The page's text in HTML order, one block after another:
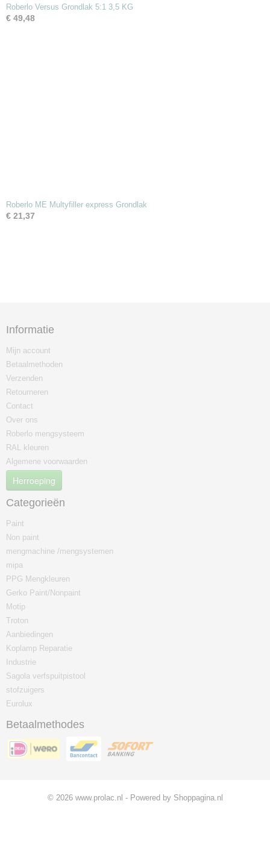
Roberlo Versus Grondlak 5:1 3,5 KG
€ 49,48
Roberlo ME Multyfiller express Grondlak
€ 21,37
Informatie
Mijn account
Betaalmethoden
Verzenden
Retourneren
Contact
Over ons
Roberlo mengsysteem
RAL kleuren
Algemene voorwaarden
Herroeping
Categorieën
Paint
Non paint
mengmachine /mengsystemen
mipa
PPG Mengkleuren
Gerko Paint/Nonpaint
Motip
Troton
Aanbiedingen
Koplamp Reparatie
Industrie
Sagola verfspuitpistool
stofzuigers
Eurolux
Betaalmethodes
© 2026 www.prolac.nl - Powered by Shoppagina.nl